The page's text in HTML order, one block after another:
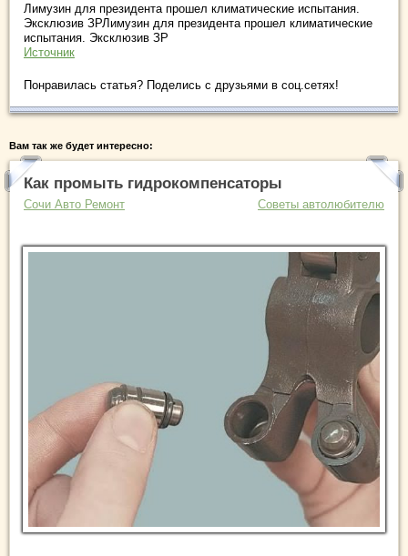
Лимузин для президента прошел климатические испытания.
Эксклюзив ЗРЛимузин для президента прошел климатические
испытания. Эксклюзив ЗР
Источник
Понравилась статья? Поделись с друзьями в соц.сетях!
Вам так же будет интересно:
Как промыть гидрокомпенсаторы
Сочи Авто Ремонт Советы автолюбителю